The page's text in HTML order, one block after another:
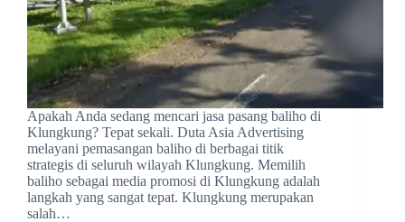
Apakah Anda sedang mencari jasa pasang baliho di
Klungkung? Tepat sekali. Duta Asia Advertising
melayani pemasangan baliho di berbagai titik
strategis di seluruh wilayah Klungkung. Memilih
baliho sebagai media promosi di Klungkung adalah
langkah yang sangat tepat. Klungkung merupakan
salah…